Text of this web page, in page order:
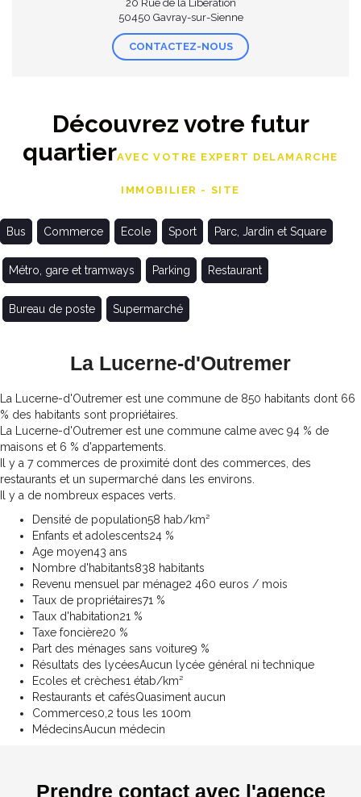
20 Rue de la Libération
50450 Gavray-sur-Sienne
CONTACTEZ-NOUS
Découvrez votre futur
quartierAVEC VOTRE EXPERT DELAMARCHE
IMMOBILIER - SITE
Bus Commerce Ecole Sport Parc, Jardin et Square
Métro, gare et tramways Parking Restaurant
Bureau de poste Supermarché
La Lucerne-d'Outremer
La Lucerne-d'Outremer est une commune de 850 habitants dont 66
% des habitants sont propriétaires.
La Lucerne-d'Outremer est une commune calme avec 94 % de
maisons et 6 % d'appartements.
Il y a 7 commerces de proximité dont des commerces, des
restaurants et un supermarché dans les environs.
Il y a de nombreux espaces verts.
Densité de population58 hab/km²
Enfants et adolescents24 %
Age moyen43 ans
Nombre d'habitants838 habitants
Revenu mensuel par ménage2 460 euros / mois
Taux de propriétaires71 %
Taux d'habitation21 %
Taxe foncière20 %
Part des ménages sans voiture9 %
Résultats des lycéesAucun lycée général ni technique
Ecoles et crèches1 étab/km²
Restaurants et cafésQuasiment aucun
Commerces0,2 tous les 100m
MédecinsAucun médecin
Prendre contact avec l'agence